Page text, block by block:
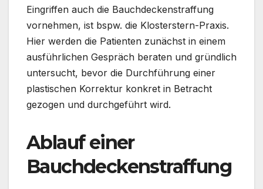
Eingriffen auch die Bauchdeckenstraffung
vornehmen, ist bspw. die Klosterstern-Praxis.
Hier werden die Patienten zunächst in einem
ausführlichen Gespräch beraten und gründlich
untersucht, bevor die Durchführung einer
plastischen Korrektur konkret in Betracht
gezogen und durchgeführt wird.
Ablauf einer
Bauchdeckenstraffung